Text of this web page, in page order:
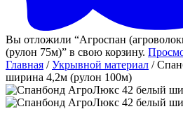
Вы отложили “Агроспан
(рулон 75м)” в свою корзину.
Главная /Укрывной материал /
ширина 4,2м (рулон 100м)